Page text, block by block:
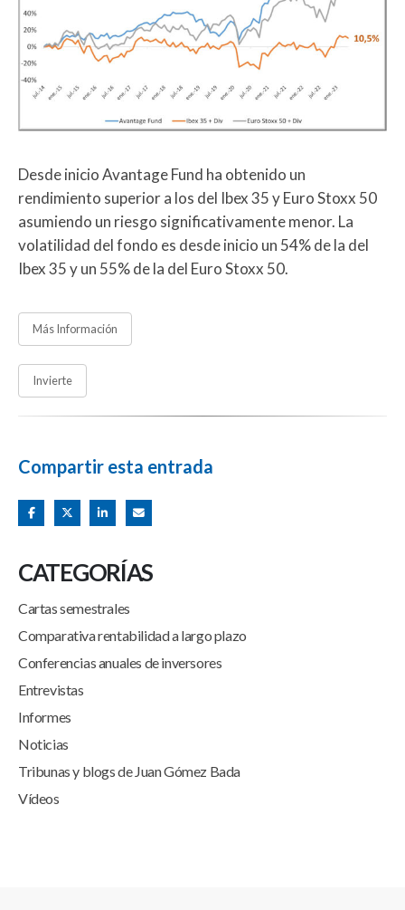
Desde inicio Avantage Fund ha obtenido un
rendimiento superior a los del Ibex 35 y Euro Stoxx 50
asumiendo un riesgo significativamente menor. La
volatilidad del fondo es desde inicio un 54% de la del
Ibex 35 y un 55% de la del Euro Stoxx 50.
Más Información
Invierte
Compartir esta entrada
CATEGORÍAS
Cartas semestrales
Comparativa rentabilidad a largo plazo
Conferencias anuales de inversores
Entrevistas
Informes
Noticias
Tribunas y blogs de Juan Gómez Bada
Vídeos